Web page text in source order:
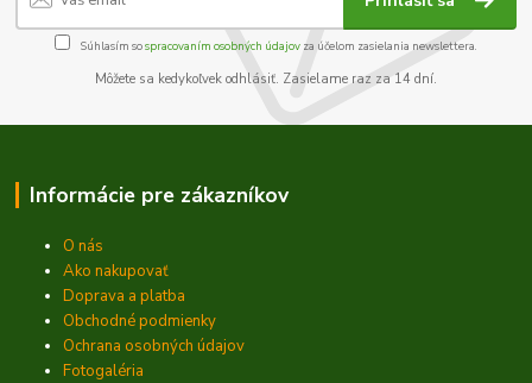
Súhlasím sospracovaním osobných údajov za účelom zasielania newslettera.
Môžete sa kedykoľvek odhlásiť. Zasielame raz za 14 dní.
Informácie pre zákazníkov
O nás
Ako nakupovať
Doprava a platba
Obchodné podmienky
Ochrana osobných údajov
Fotogaléria